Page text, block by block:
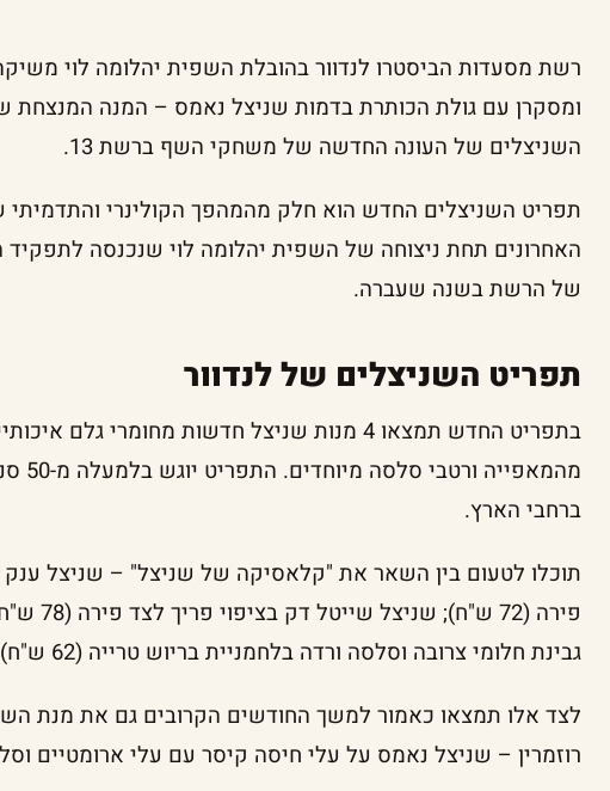
רשת מסעדות הביסטרו לנדוור בהובלת השפית יהלומה לוי
ומסקרן עם גולת הכותרת בדמות שניצל נאמס – המנה המנצחת
השניצלים של העונה החדשה של משחקי השף ברשת 13.
תפריט השניצלים החדש הוא חלק מהמהפך הקולינרי והתדמיתי
האחרונים תחת ניצוחה של השפית יהלומה לוי שנכנסה
של הרשת בשנה שעברה.
תפריט השניצלים של לנדוור
בתפריט החדש תמצאו 4 מנות שניצל חדשות מחומרי
ברחבי הארץ.
תוכלו לטעום בין השאר את "קלאסיקה של שניצל" – שניצל ענק
פירה (72
גבינת חלומי צרובה וסלסה ורדה בלחמניית בריוש טרייה (62 ש"ח).
לצד אלו תמצאו כאמור למשך החודשים הקרובים גם את מנת
רוזמרין – שניצל נאמס על עלי חיסה קיסר עם עלי ארומטיים וסלסה